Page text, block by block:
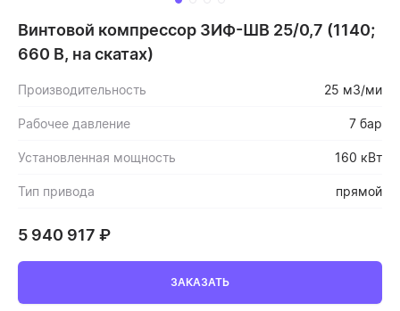
Винтовой компрессор ЗИФ-ШВ 25/0,7 (1140;
660 В, на скатах)
Производительность 25 м3/ми
Рабочее давление 7 бар
Установленная мощность 160 кВт
Тип привода прямой
5 940 917 ₽
ЗАКАЗАТЬ